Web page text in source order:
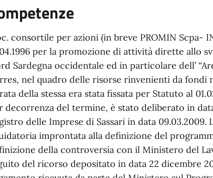
consortile per azioni (in breve PROMIN Scpa-
per la promozione di attività dirette allo
Sardegna occidentale ed in particolare dell’
nel quadro delle risorse rinvenienti da fondi
della stessa era stata fissata per Statuto al
decorrenza del termine, è stato deliberato in
delle Imprese di Sassari in data 09.03.2009.
improntata alla definizione del
della controversia con il Ministero del
del ricorso depositato in data 22 dicembre